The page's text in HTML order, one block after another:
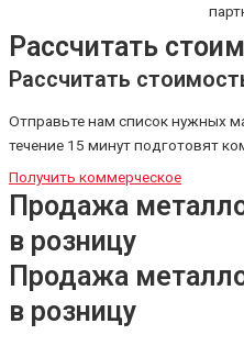
Рассчитать
Рассчитать
Отправьте нам список нужных
течение 15 минут подготовят
Получить коммерческое
Продажа
в розницу
Продажа
в розницу